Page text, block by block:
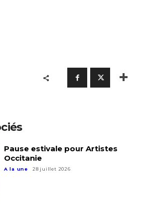
et conditions
Pause estivale pour Artistes
Occitanie
A la une 28 juillet 2026